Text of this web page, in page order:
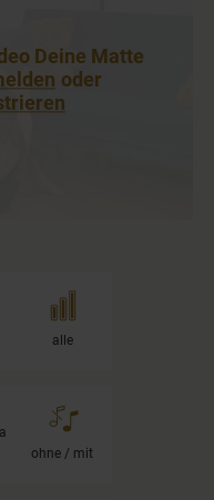
Deine Matte
oder
alle
ohne / mit